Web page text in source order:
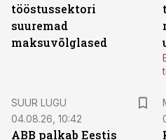
tööstussektori
suuremad
maksuvõlglased
SUUR LUGU
04.08.26, 10:42
ABB palkab Eestis